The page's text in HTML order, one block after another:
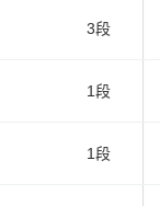
3段
1段
1段